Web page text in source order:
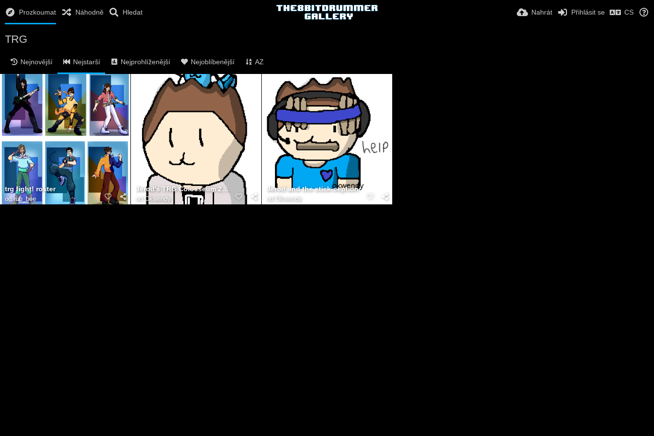
Prozkoumat Náhodně Hledat Nahrát Přihlásit se CS
TRG
Nejnovější Nejstarší Nejprohlíženější Nejoblíbenější AZ
trg fight! roster
odrub_bee
Jerod's TRG Colosseum 2022 intro
od Okwendy
Jerod and the stick-ception
od Okwendy